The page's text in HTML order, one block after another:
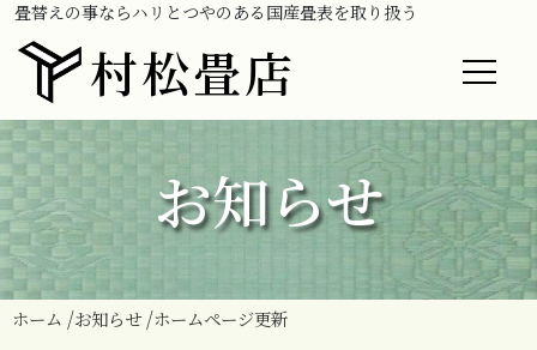
畳替えの事ならハリとつやのある国産畳表を取り扱う
村松畳店
お知らせ
ホーム お知らせ ホームページ更新